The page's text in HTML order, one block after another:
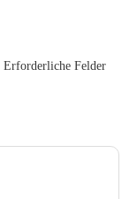
Erforderliche Felder